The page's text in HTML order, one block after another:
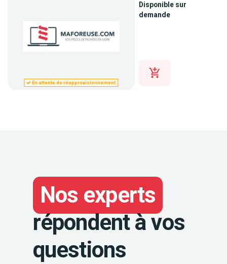
En attente de réapprovisionnement
Disponible sur
demande
Nos experts
répondent à vos
questions